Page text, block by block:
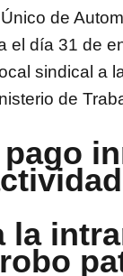
de
el día 31 de
sindical a
de
la
robo